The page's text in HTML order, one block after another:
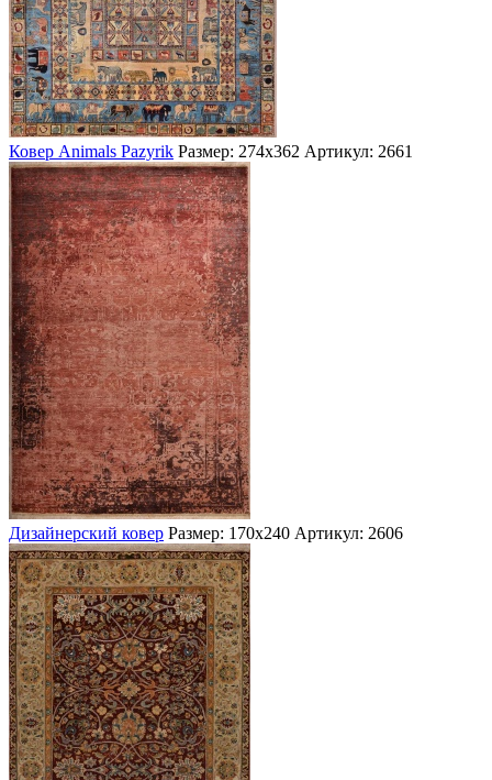
Ковер Animals Pazyrik Размер: 274х362 Артикул: 2661
Дизайнерский ковер Размер: 170х240 Артикул: 2606